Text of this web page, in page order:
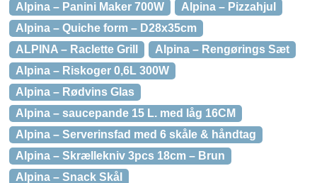
Alpina – Panini Maker 700W
Alpina – Pizzahjul
Alpina – Quiche form – D28x35cm
ALPINA – Raclette Grill
Alpina – Rengørings Sæt
Alpina – Riskoger 0,6L 300W
Alpina – Rødvins Glas
Alpina – saucepande 15 L. med låg 16CM
Alpina – Serverinsfad med 6 skåle & håndtag
Alpina – Skrællekniv 3pcs 18cm – Brun
Alpina – Snack Skål